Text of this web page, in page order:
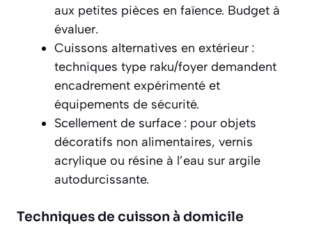
aux petites pièces en faïence. Budget à
évaluer.
Cuissons alternatives en extérieur :
techniques type raku/foyer demandent
encadrement expérimenté et
équipements de sécurité.
Scellement de surface : pour objets
décoratifs non alimentaires, vernis
acrylique ou résine à l’eau sur argile
autodurcissante.
Techniques de cuisson à domicile